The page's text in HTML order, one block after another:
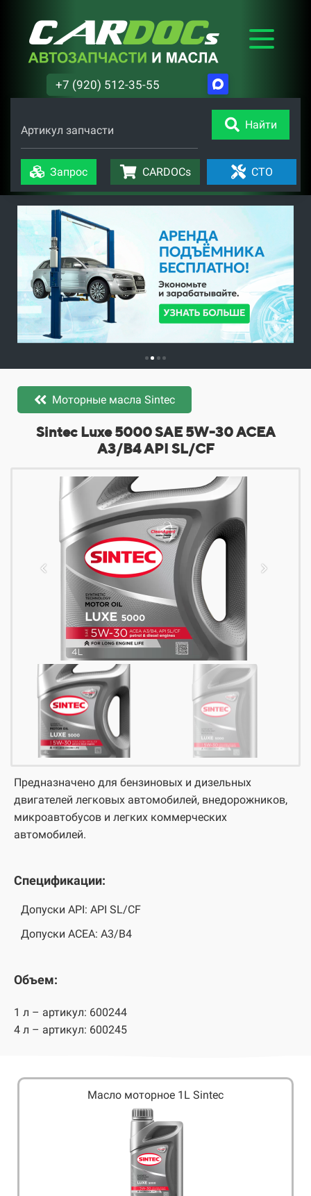
+7 (920) 512-35-55
Артикул запчасти Найти
Запрос CARDOCs СТО
Моторные масла Sintec
​​​​Sintec Luxe 5000 SAE 5W-30 ACEA
A3/B4 API SL/CF
Предназначено для бензиновых и дизельных
двигателей легковых автомобилей, внедорожников,
микроавтобусов и легких коммерческих
автомобилей.
Спецификации:
Допуски API: API SL/CF
Допуски ACEA: A3/B4
Объем:
1 л – артикул: 600244
4 л – артикул: 600245
Масло моторное 1L Sintec